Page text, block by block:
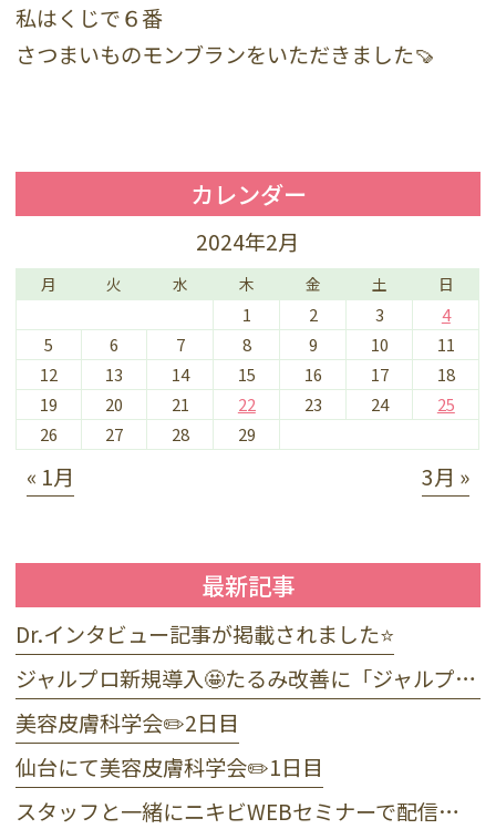
私はくじで６番
さつまいものモンブランをいただきました🍠
カレンダー
2024年2月
月 火 水 木 金 土 日
1 2 3
4
5
6 7 8 9 10
11
12
13 14 15 16 17
18
19
20 21 22 23 24
25
26
27 28 29
« 1月 3月 »
最新記事
Dr.インタビュー記事が掲載されました⭐️
ジャルプロ新規導入🤩たるみ改善に「ジャルプロ・スーパーハイドロ」💉目元のくま・小じわに「ジャルプロヤングアイ」👀
美容皮膚科学会✏️2日目
仙台にて美容皮膚科学会✏️1日目
スタッフと一緒にニキビWEBセミナーで配信しました☺️